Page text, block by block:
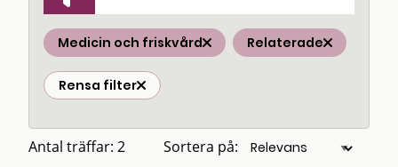
Medicin och friskvård Relaterade
Rensa filter
Antal träffar: 2 Sortera på: